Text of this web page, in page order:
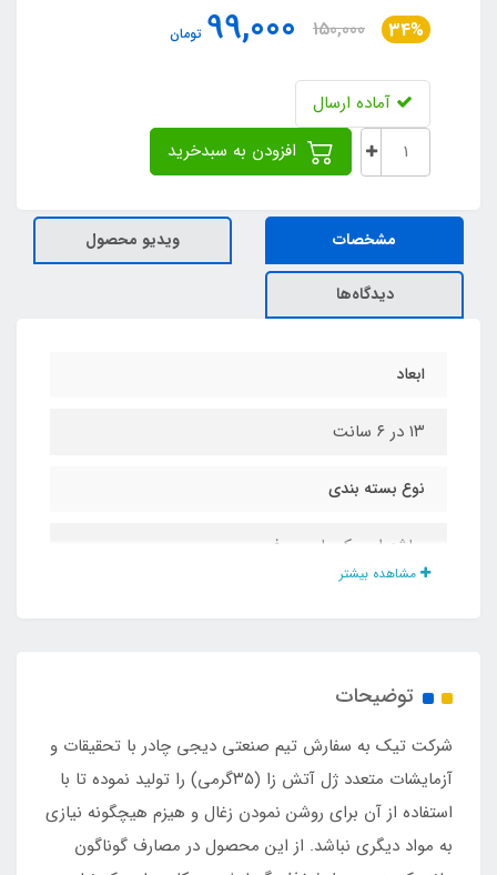
34%
150,000
99,000 تومان
آماده ارسال
مشخصات ویدیو محصول
دیدگاه‌ها
ابعاد
۱۳ در ۶ سانت
نوع بسته بندی
ساشه ای یک بار مصرف
۱۷۵ گرم
رنگ ژل
مشاهده بیشتر
توضیحات
شرکت تیک به سفارش تیم صنعتی دیجی چادر با تحقیقات و
آزمایشات متعدد ژل آتش زا (۳۵گرمی) را تولید نموده تا با
استفاده از آن برای روشن نمودن زغال و هیزم هیچگونه نیازی
به مواد دیگری نباشد. از این محصول در مصارف گوناگون